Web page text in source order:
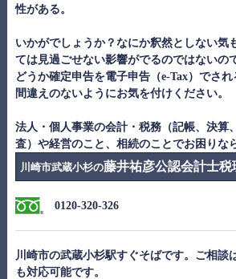
性がある。
いかがでしょうか？なにか釈然としない気
ては見過ごせない影響がでるのではないの
どうか確定申告を電子申告（e-Tax）でさ
間違えのないようにお気を付けください。
法人・個人事業の会計・税務（記帳、決算
査）や経営のこと、相続のことでお困りな
川崎市武蔵小杉の藤井祐彦公認会計士税
0120-320-326
川崎市の武蔵小杉駅すぐそばです。ご相談
も対応可能です。